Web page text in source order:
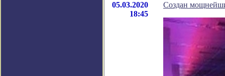
05.03.2020
18:45
Создан